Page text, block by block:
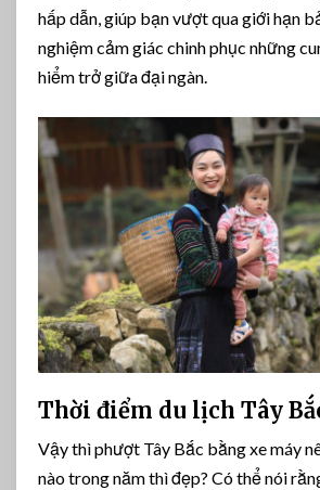
hấp dẫn, giúp bạn vượt qua giới hạn
nghiệm cảm giác chinh phục những
hiểm trở giữa đại ngàn.
Thời điểm du lịch Tây
Vậy thì phượt Tây Bắc bằng xe máy
nào trong năm thì đẹp? Có thể nói